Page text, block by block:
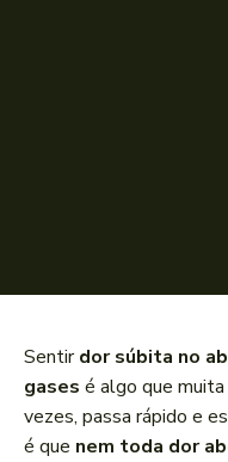
Sentirdor súbita no
gases é algo que
vezes, passa rápido e
é que nem toda dor